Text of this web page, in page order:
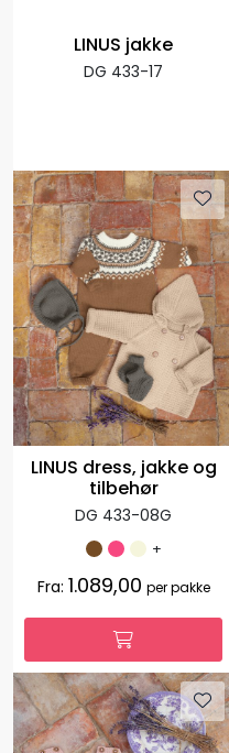
LINUS jakke
DG 433-17
LINUS dress, jakke og
tilbehør
DG 433-08G
+
Fra: 1.089,00 per pakke